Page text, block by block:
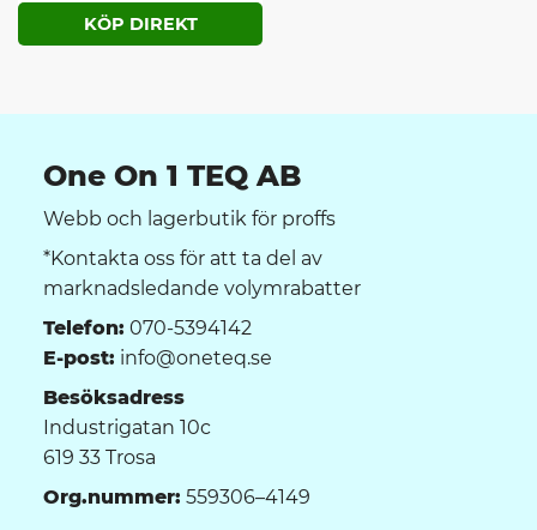
One On 1 TEQ AB
Webb och lagerbutik för proffs
*Kontakta oss för att ta del av
marknadsledande volymrabatter
Telefon: 070-5394142
E-post: info@oneteq.se
Besöksadress
Industrigatan 10c
619 33 Trosa
Org.nummer: 559306–4149